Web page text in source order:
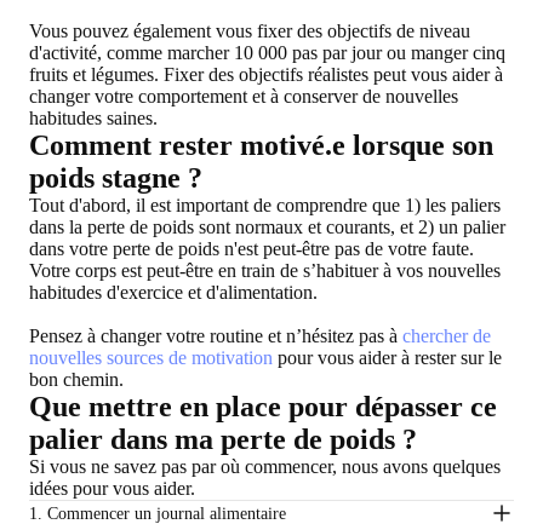
Vous pouvez également vous fixer des objectifs de niveau
d'activité, comme marcher 10 000 pas par jour ou manger cinq
fruits et légumes. Fixer des objectifs réalistes peut vous aider à
changer votre comportement et à conserver de nouvelles
habitudes saines.
Comment rester motivé.e lorsque son
poids stagne ?
Tout d'abord, il est important de comprendre que 1) les paliers
dans la perte de poids sont normaux et courants, et 2) un palier
dans votre perte de poids n'est peut-être pas de votre faute.
Votre corps est peut-être en train de s’habituer à vos nouvelles
habitudes d'exercice et d'alimentation.
Pensez à changer votre routine et n’hésitez pas à chercher de
nouvelles sources de motivation pour vous aider à rester sur le
bon chemin.
Que mettre en place pour dépasser ce
palier dans ma perte de poids ?
Si vous ne savez pas par où commencer, nous avons quelques
idées pour vous aider.
1. Commencer un journal alimentaire